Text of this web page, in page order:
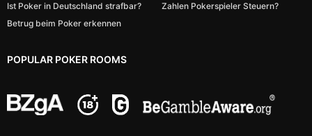
Ist Poker in Deutschland strafbar?
Betrug beim Poker erkennen
Zahlen Pokerspieler Steuern?
POPULAR POKER ROOMS